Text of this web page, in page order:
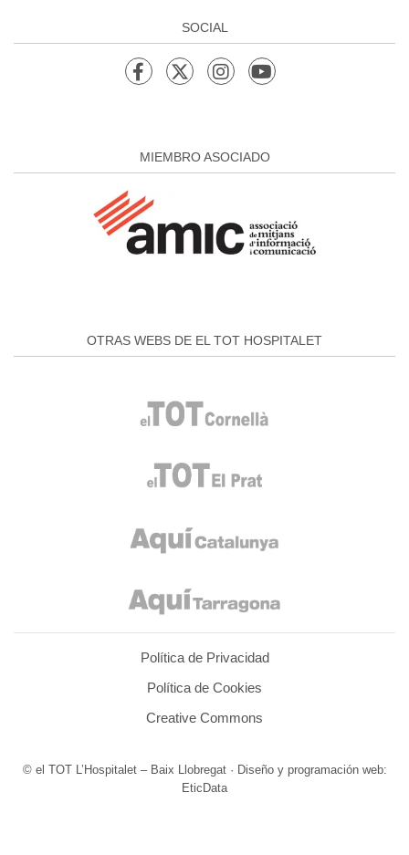
SOCIAL
MIEMBRO ASOCIADO
OTRAS WEBS DE EL TOT HOSPITALET
Política de Privacidad
Política de Cookies
Creative Commons
© el TOT L’Hospitalet – Baix Llobregat · Diseño y programación web:
EticData